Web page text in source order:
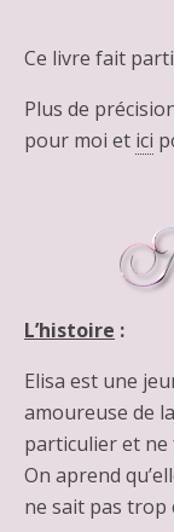
Ce livre fait
Plus de
pour moi et ici
L’histoire :
Elisa est une
amoureuse de
particulier et ne
On aprend
ne sait pas trop